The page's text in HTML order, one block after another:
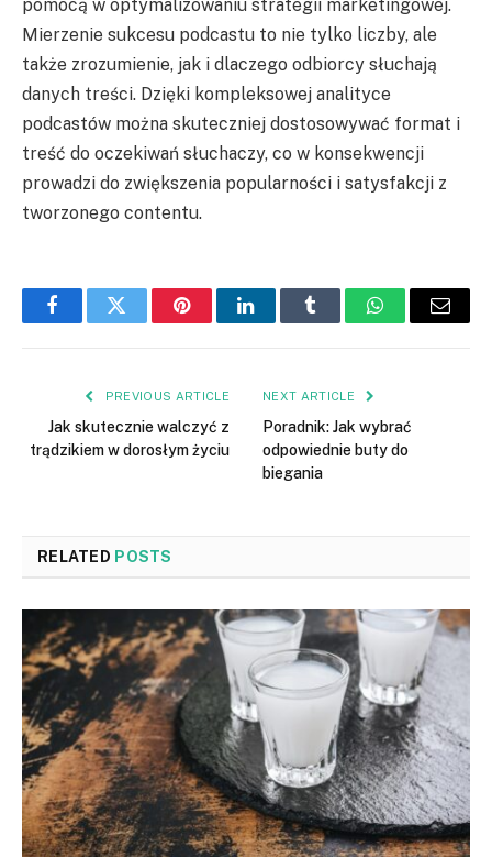
pomocą w optymalizowaniu strategii marketingowej.
Mierzenie sukcesu podcastu to nie tylko liczby, ale
także zrozumienie, jak i dlaczego odbiorcy słuchają
danych treści. Dzięki kompleksowej analityce
podcastów można skuteczniej dostosowywać format i
treść do oczekiwań słuchaczy, co w konsekwencji
prowadzi do zwiększenia popularności i satysfakcji z
tworzonego contentu.
FacebookTwitter PinterestLinkedInTumblr WhatsAppEmail
PREVIOUS ARTICLE
Jak skutecznie walczyć z
trądzikiem w dorosłym życiu
NEXT ARTICLE
Poradnik: Jak wybrać
odpowiednie buty do
biegania
RELATED POSTS